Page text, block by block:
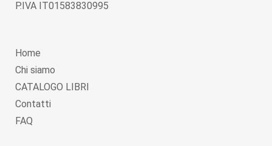
P.IVA IT01583830995
Home
Chi siamo
CATALOGO LIBRI
Contatti
FAQ